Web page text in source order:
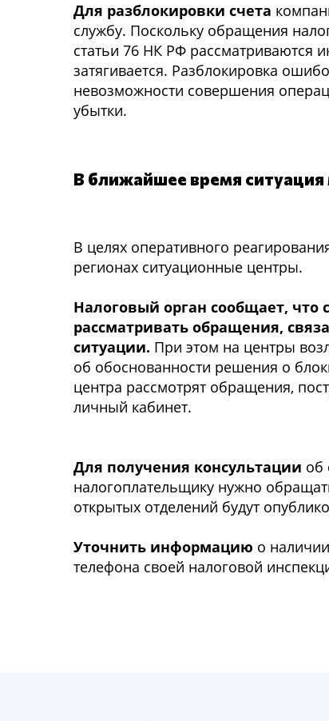
Для разблокировки счета
службу. Поскольку обращения
статьи 76 НК РФ рассматриваются
затягивается. Разблокировка
невозможности совершения
убытки.
В ближайшее время
В целях оперативного
регионах ситуационные центры.
Налоговый орган сообщает, что
рассматривать обращения,
ситуации. При этом на центры
об обоснованности решения о
центра рассмотрят обращения,
личный кабинет.
Для получения консультации об
налогоплательщику нужно
открытых отделений будут
Уточнить информацию о
телефона своей налоговой